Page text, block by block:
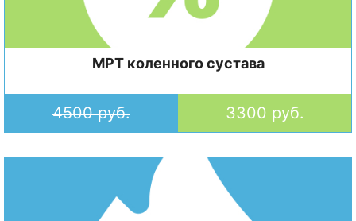
МРТ коленного сустава
4500 руб. 3300 руб.